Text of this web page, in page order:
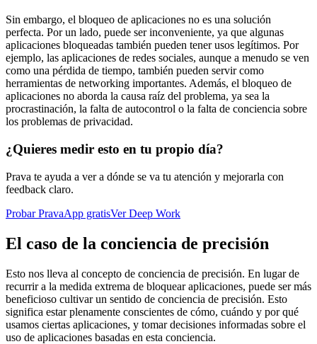
Sin embargo, el bloqueo de aplicaciones no es una solución
perfecta. Por un lado, puede ser inconveniente, ya que algunas
aplicaciones bloqueadas también pueden tener usos legítimos. Por
ejemplo, las aplicaciones de redes sociales, aunque a menudo se ven
como una pérdida de tiempo, también pueden servir como
herramientas de networking importantes. Además, el bloqueo de
aplicaciones no aborda la causa raíz del problema, ya sea la
procrastinación, la falta de autocontrol o la falta de conciencia sobre
los problemas de privacidad.
¿Quieres medir esto en tu propio día?
Prava te ayuda a ver a dónde se va tu atención y mejorarla con
feedback claro.
Probar PravaApp gratisVer Deep Work
El caso de la conciencia de precisión
Esto nos lleva al concepto de conciencia de precisión. En lugar de
recurrir a la medida extrema de bloquear aplicaciones, puede ser más
beneficioso cultivar un sentido de conciencia de precisión. Esto
significa estar plenamente conscientes de cómo, cuándo y por qué
usamos ciertas aplicaciones, y tomar decisiones informadas sobre el
uso de aplicaciones basadas en esta conciencia.